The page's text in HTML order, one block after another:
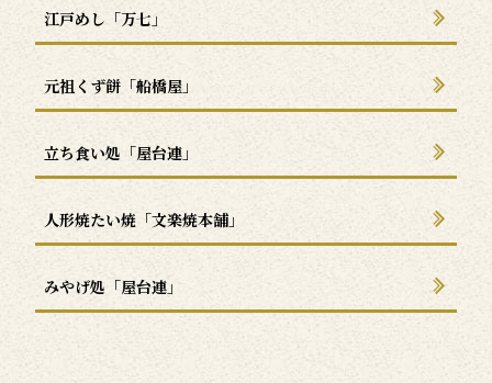
江戸めし「万七」
元祖くず餅「船橋屋」
立ち食い処「屋台連」
人形焼たい焼「文楽焼本舗」
みやげ処「屋台連」